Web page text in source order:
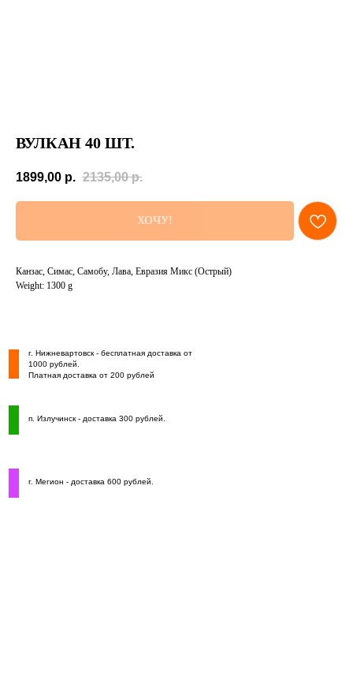
ВУЛКАН 40 ШТ.
1899,00 р. 2135,00 р.
ХОЧУ!
Канзас, Симас, Самобу, Лава, Евразия Микс (Острый)
Weight: 1300 g
г. Мегион - доставка 600 рублей.
п. Излучинск - доставка 300 рублей.
г. Нижневартовск - бесплатная доставка от
1000 рублей.
Платная доставка от 200 рублей